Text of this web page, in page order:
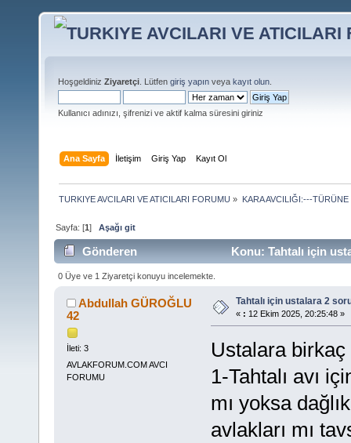
Hoşgeldiniz Ziyaretçi . Lütfen giriş yapın veya kayıt olun
Kullanıcı adınızı, şifrenizi ve aktif kalma süresini giriniz
Ana Sayfa İletişim Giriş Yap Kayıt Ol
TURKIYE AVCILARI VE ATICILARI FORUMU » KARA AVCILIĞI:---
Sayfa: [1]Aşağı git
Gönderen Konu: Tahtalı için
0 Üye ve 1 Ziyaretçi konuyu incelemekte.
Abdullah GÜROĞLU
42
İleti: 3
AVLAKFORUM.COM AVCI
FORUMU
Tahtalı için ustalara 2
« : 12 Ekim 2025, 20:25:48 »
Ustalara birkaç
1-Tahtalı avı
mı yoksa
avlakları mı